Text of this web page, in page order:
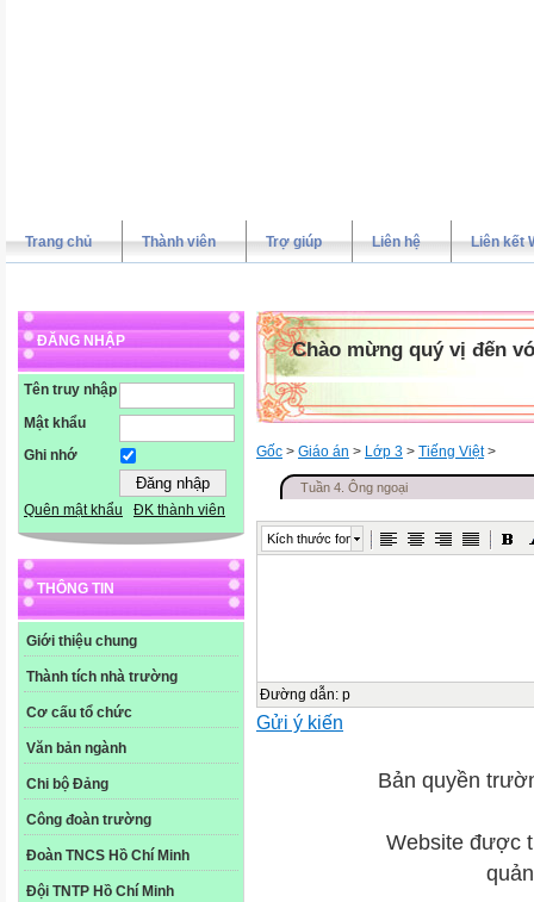
Trang chủ Thành viên Trợ giúp Liên hệ Liên kết
ĐĂNG NHẬP
Tên truy nhập
Mật khẩu
Ghi nhớ
Quên mật khẩu ĐK thành viên
THÔNG TIN
Giới thiệu chung
Thành tích nhà trường
Cơ cấu tổ chức
Văn bản ngành
Chi bộ Đảng
Công đoàn trường
Đoàn TNCS Hồ Chí Minh
Đội TNTP Hồ Chí Minh
Chào mừng quý vị đến
Gốc > Giáo án > Lớp 3 > Tiếng Việt>
Tuần 4. Ông ngoại
Kích thước font
Đường dẫn: p
Gửi ý kiến
Bản quyền
Website được